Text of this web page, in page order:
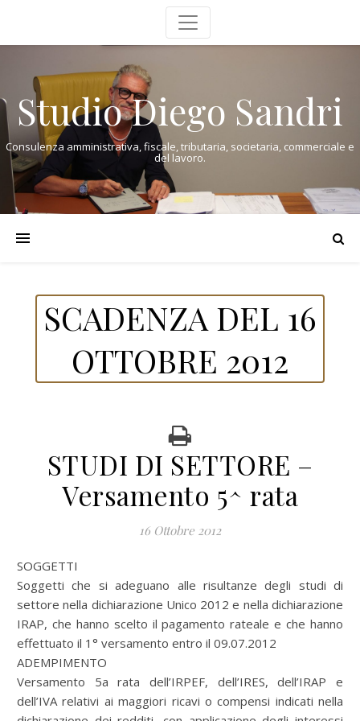
Studio Diego Sandri
Consulenza amministrativa, fiscale, tributaria, societaria, commerciale e
del lavoro.
SCADENZA DEL 16
OTTOBRE 2012
STUDI DI SETTORE –
Versamento 5^ rata
16 Ottobre 2012
SOGGETTI
Soggetti che si adeguano alle risultanze degli studi di
settore nella dichiarazione Unico 2012 e nella dichiarazione
IRAP, che hanno scelto il pagamento rateale e che hanno
effettuato il 1° versamento entro il 09.07.2012
ADEMPIMENTO
Versamento 5a rata dell’IRPEF, dell’IRES, dell’IRAP e
dell’IVA relativi ai maggiori ricavi o compensi indicati nella